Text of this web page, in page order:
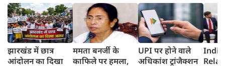
झारखंड में छात्र
आंदोलन का दिखा
ममता बनर्जी के
काफिले पर हमला,
UPI पर होने वाले
अधिकांश ट्रांजैक्शन